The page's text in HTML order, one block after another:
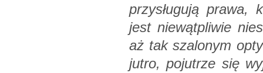
przysługują prawa,
jest niewątpliwie
aż tak szalonym
jutro, pojutrze się